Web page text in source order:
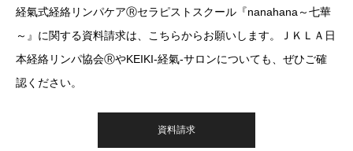
経氣式経絡リンパケアⓇセラピストスクール『nanahana～七華
～』に関する資料請求は、こちらからお願いします。ＪＫＬＡ日
本経絡リンパ協会ⓇやKEIKI-経氣-サロンについても、ぜひご確
認ください。
資料請求